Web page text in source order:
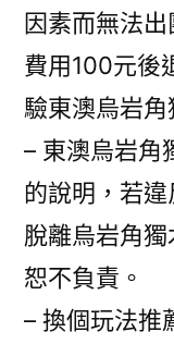
因素而無法
費用100元後
驗東澳烏岩角
– 東澳烏岩角
的說明，若
脫離烏岩角獨
恕不負責。
– 換個玩法推